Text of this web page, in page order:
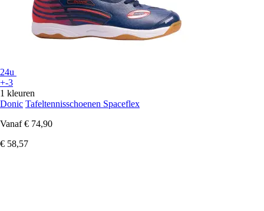
24u
+-3
1 kleuren
Donic Tafeltennisschoenen Spaceflex
Vanaf € 74,90
€ 58,57